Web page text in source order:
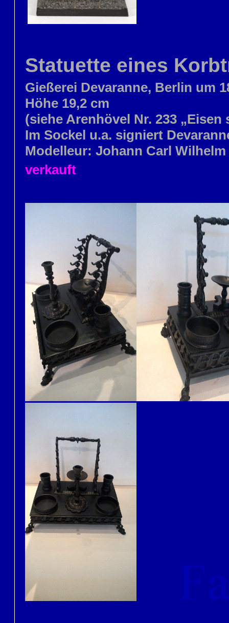
Statuette eines
Gießerei Devaranne, Berlin um
Höhe 19,2 cm
(siehe Arenhövel Nr. 233 „Eisen
Im Sockel u.a. signiert
Modelleur: Johann Carl
verkauft